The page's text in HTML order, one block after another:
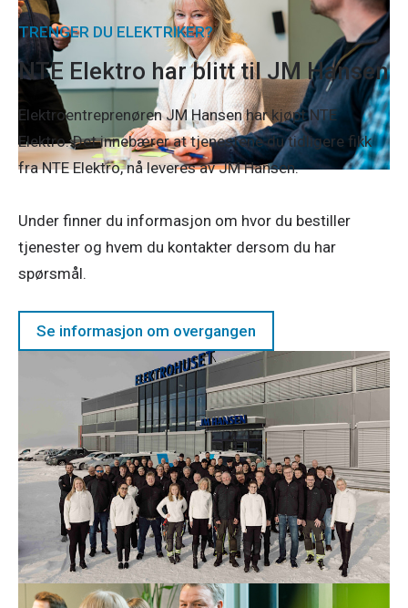
TRENGER DU ELEKTRIKER?
NTE Elektro har blitt til JM Hansen
Elektroentreprenøren JM Hansen har kjøpt NTE
Elektro. Det innebærer at tjenestene du tidligere fikk
fra NTE Elektro, nå leveres av JM Hansen.
Under finner du informasjon om hvor du bestiller
tjenester og hvem du kontakter dersom du har
spørsmål.
Se informasjon om overgangen
Lyst på en karriere hos oss?
Vi trenger din unike innsikt, motivasjon,
samarbeidsevne og skaperkraft.